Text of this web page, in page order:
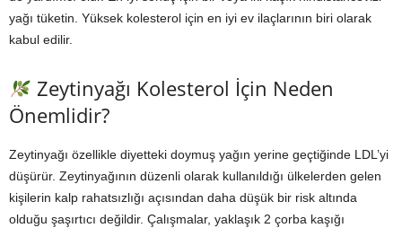
yağı tüketin. Yüksek kolesterol için en iyi ev ilaçlarının biri olarak
kabul edilir.
Zeytinyağı Kolesterol İçin Neden
Önemlidir?
Zeytinyağı özellikle diyetteki doymuş yağın yerine geçtiğinde LDL’yi
düşürür. Zeytinyağının düzenli olarak kullanıldığı ülkelerden gelen
kişilerin kalp rahatsızlığı açısından daha düşük bir risk altında
olduğu şaşırtıcı değildir. Çalışmalar, yaklaşık 2 çorba kaşığı